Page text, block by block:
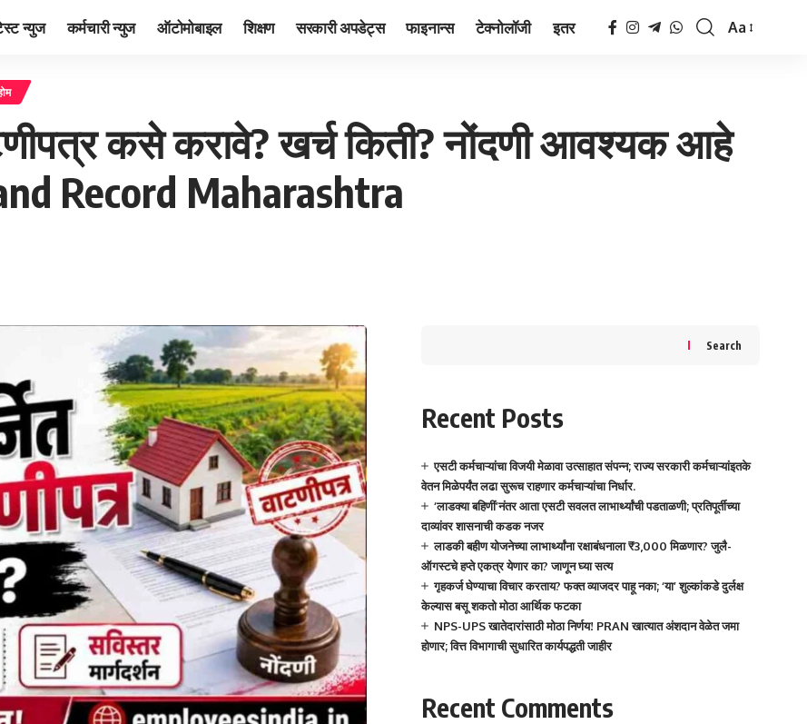
न्युज कर्मचारी न्युज ऑटोमोबाइल शिक्षण सरकारी अपडेट्स फाइनान्स टेक्नोलॉजी इतर
Font
Aa
कसे करावे? खर्च किती? नोंदणी आवश्यक आहे
Record Maharashtra
Search
Recent Posts
एसटी कर्मचाऱ्यांचा विजयी मेळावा उत्साहात संपन्न; राज्य सरकारी कर्मचाऱ्यांइतके
वेतन मिळेपर्यंत लढा सुरूच राहणार कर्मचाऱ्यांचा निर्धार.
‘लाडक्या बहिणीं’नंतर आता एसटी सवलत लाभार्थ्यांची पडताळणी; प्रतिपूर्तीच्या
दाव्यांवर शासनाची कडक नजर
लाडकी बहीण योजनेच्या लाभार्थ्यांना रक्षाबंधनाला ₹3,000 मिळणार? जुलै-
ऑगस्टचे हप्ते एकत्र येणार का? जाणून घ्या सत्य
गृहकर्ज घेण्याचा विचार करताय? फक्त व्याजदर पाहू नका; ‘या’ शुल्कांकडे दुर्लक्ष
केल्यास बसू शकतो मोठा आर्थिक फटका
NPS-UPS खातेदारांसाठी मोठा निर्णय! PRAN खात्यात अंशदान वेळेत जमा
होणार; वित्त विभागाची सुधारित कार्यपद्धती जाहीर
Recent Comments